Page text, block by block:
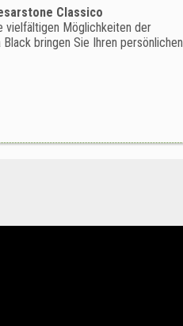
Classico
vielfältigen Möglichkeiten der
bringen Sie Ihren persönlichen